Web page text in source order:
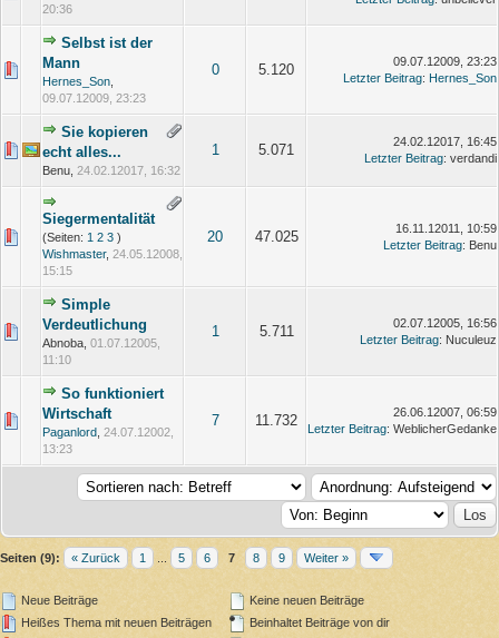
20:36
Selbst ist der
Mann
Hernes_Son
09.07.12009, 23:23
0 5.120
09.07.12009, 23:23
Letzter Beitrag: Hernes_Son
Sie kopieren
echt alles...
Benu, 24.02.12017, 16:32
1 5.071
24.02.12017, 16:45
Letzter Beitrag: verdandi
Siegermentalität
(Seiten: 1 2 3 )
Wishmaster, 24.05.12008,
15:15
20 47.025
16.11.12011, 10:59
Letzter Beitrag: Benu
Simple
Verdeutlichung
Abnoba, 01.07.12005,
11:10
1 5.711
02.07.12005, 16:56
Letzter Beitrag: Nuculeuz
So funktioniert
Wirtschaft
Paganlord 24.07.12002,
13:23
7 11.732
26.06.12007, 06:59
Letzter Beitrag: WeblicherGedanke
Seiten (9): « Zurück 1 5 6 7 8 9 Weiter »
Neue Beiträge
Heißes Thema mit neuen Beiträgen
Keine neuen Beiträge
Beinhaltet Beiträge von dir